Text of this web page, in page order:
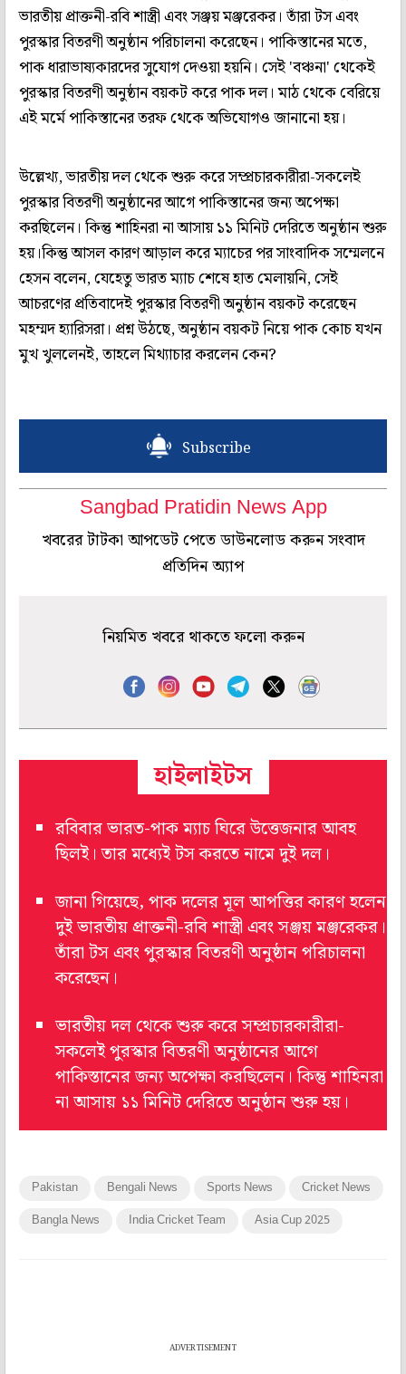
ভারতীয় প্রাক্তনী-রবি শাস্ত্রী এবং সঞ্জয় মঞ্জরেকর। তাঁরা টস এবং
পুরস্কার বিতরণী অনুষ্ঠান পরিচালনা করেছেন। পাকিস্তানের মতে,
পাক ধারাভাষ্যকারদের সুযোগ দেওয়া হয়নি। সেই 'বঞ্চনা' থেকেই
পুরস্কার বিতরণী অনুষ্ঠান বয়কট করে পাক দল। মাঠ থেকে বেরিয়ে
এই মর্মে পাকিস্তানের তরফ থেকে অভিযোগও জানানো হয়।
উল্লেখ্য, ভারতীয় দল থেকে শুরু করে সম্প্রচারকারীরা-সকলেই
পুরস্কার বিতরণী অনুষ্ঠানের আগে পাকিস্তানের জন্য অপেক্ষা
করছিলেন। কিন্তু শাহিনরা না আসায় ১১ মিনিট দেরিতে অনুষ্ঠান শুরু
হয়।কিন্তু আসল কারণ আড়াল করে ম্যাচের পর সাংবাদিক সম্মেলনে
হেসন বলেন, যেহেতু ভারত ম্যাচ শেষে হাত মেলায়নি, সেই
আচরণের প্রতিবাদেই পুরস্কার বিতরণী অনুষ্ঠান বয়কট করেছেন
মহম্মদ হ্যারিসরা। প্রশ্ন উঠছে, অনুষ্ঠান বয়কট নিয়ে পাক কোচ যখন
মুখ খুললেনই, তাহলে মিথ্যাচার করলেন কেন?
Subscribe
Sangbad Pratidin News App
খবরের টাটকা আপডেট পেতে ডাউনলোড করুন সংবাদ
প্রতিদিন অ্যাপ
নিয়মিত খবরে থাকতে ফলো করুন
হাইলাইটস
রবিবার ভারত-পাক ম্যাচ ঘিরে উত্তেজনার আবহ
ছিলই। তার মধ্যেই টস করতে নামে দুই দল।
জানা গিয়েছে, পাক দলের মূল আপত্তির কারণ হলেন
দুই ভারতীয় প্রাক্তনী-রবি শাস্ত্রী এবং সঞ্জয় মঞ্জরেকর।
তাঁরা টস এবং পুরস্কার বিতরণী অনুষ্ঠান পরিচালনা
করেছেন।
ভারতীয় দল থেকে শুরু করে সম্প্রচারকারীরা-
সকলেই পুরস্কার বিতরণী অনুষ্ঠানের আগে
পাকিস্তানের জন্য অপেক্ষা করছিলেন। কিন্তু শাহিনরা
না আসায় ১১ মিনিট দেরিতে অনুষ্ঠান শুরু হয়।
Pakistan Bengali News Sports News Cricket News
Bangla News India Cricket Team Asia Cup 2025
ADVERTISEMENT